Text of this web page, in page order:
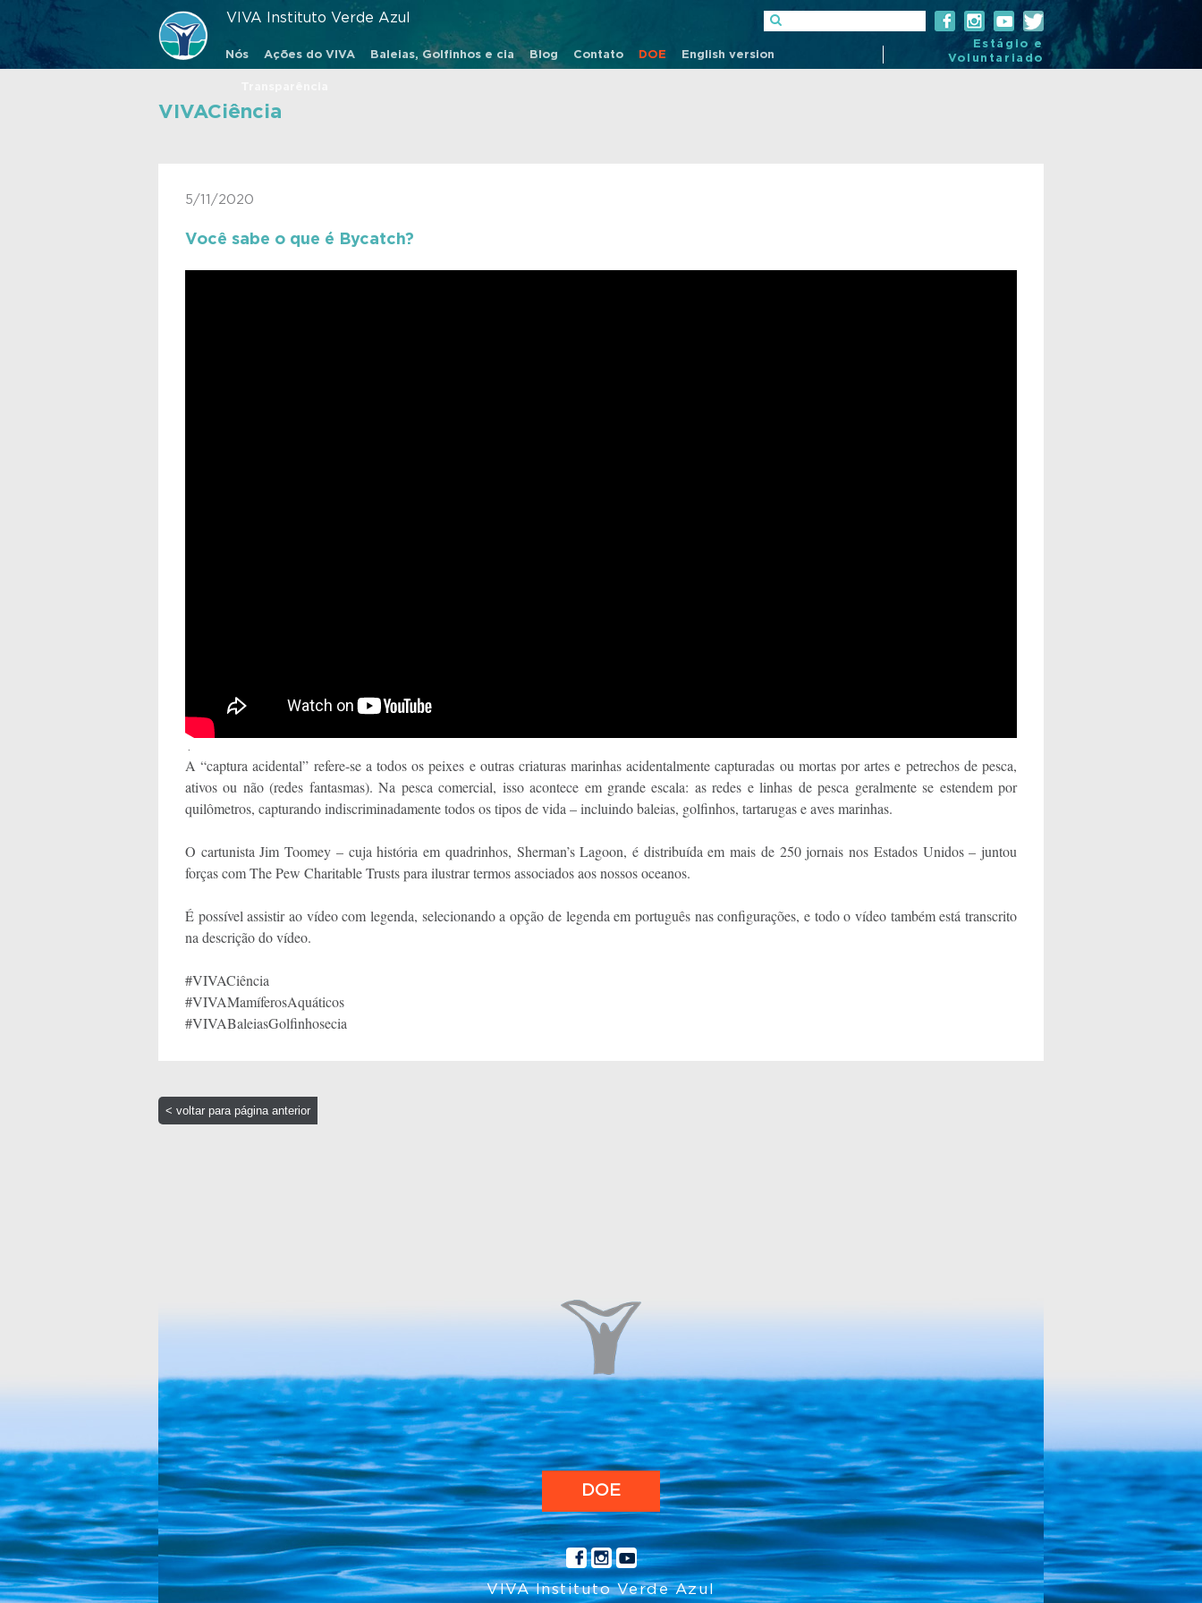
VIVA Instituto Verde Azul
Nós Ações do VIVA Baleias, Golfinhos e cia Blog Contato DOE English version
Estágio e
Voluntariado
VIVACiência
5/11/2020
Você sabe o que é Bycatch?
.
A “captura acidental” refere-se a todos os peixes e outras criaturas marinhas acidentalmente capturadas ou mortas por artes e petrechos de pesca,
ativos ou não (redes fantasmas). Na pesca comercial, isso acontece em grande escala: as redes e linhas de pesca geralmente se estendem por
quilômetros, capturando indiscriminadamente todos os tipos de vida – incluindo baleias, golfinhos, tartarugas e aves marinhas.
O cartunista Jim Toomey – cuja história em quadrinhos, Sherman’s Lagoon, é distribuída em mais de 250 jornais nos Estados Unidos – juntou
forças com The Pew Charitable Trusts para ilustrar termos associados aos nossos oceanos.
É possível assistir ao vídeo com legenda, selecionando a opção de legenda em português nas configurações, e todo o vídeo também está transcrito
na descrição do vídeo.
#VIVACiência
#VIVAMamíferosAquáticos
#VIVABaleiasGolfinhosecia
< voltar para página anterior
DOE
VIVA Instituto Verde Azul